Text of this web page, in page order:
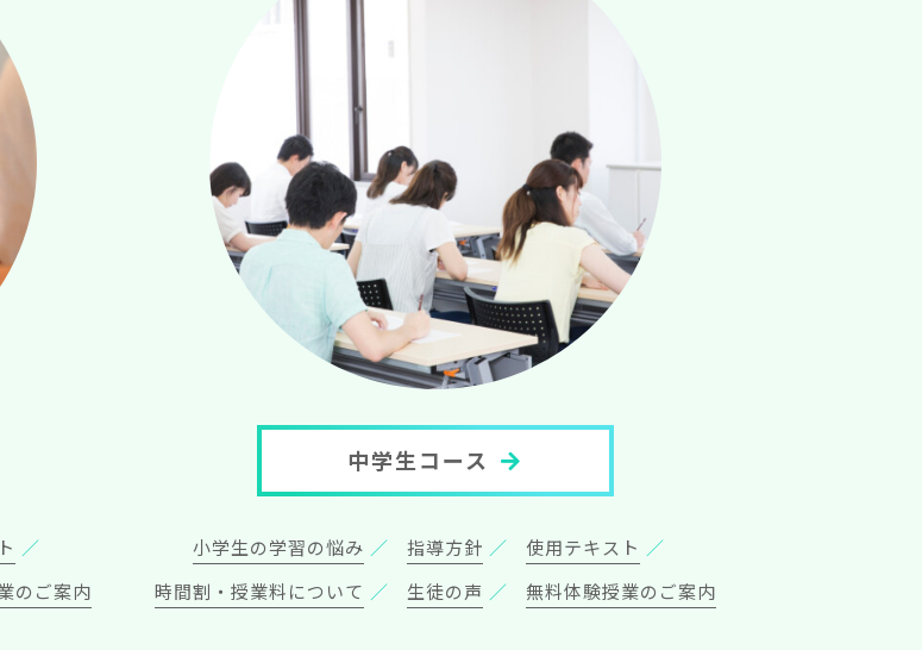
のご案内
中学生コース
小学生の学習の悩み 指導方針
使用テキスト
時間割・授業料について
生徒の声 無料体験授業のご案内